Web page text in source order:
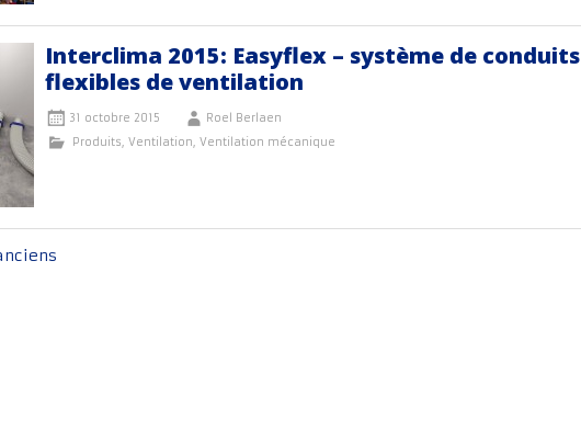
Interclima 2015: Easyflex – système de conduits
flexibles de ventilation
31 octobre 2015
Roel Berlaen
Produits, Ventilation, Ventilation mécanique